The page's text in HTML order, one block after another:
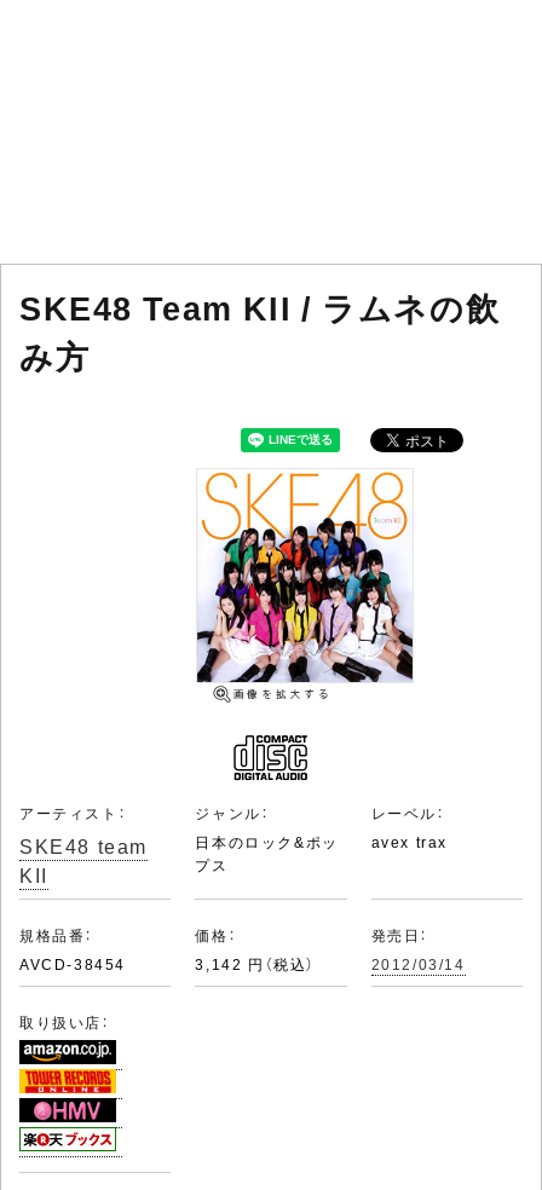
SKE48 Team KII / ラムネの飲
み方
アーティスト：
SKE48 team
KII
ジャンル：
日本のロック&ポッ
プス
レーベル：
avex trax
規格品番：
AVCD-38454
価格：
3,142 円（税込）
発売日：
2012/03/14
取り扱い店：